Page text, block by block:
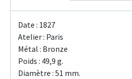
Date : 1827
Atelier : Paris
Métal : Bronze
Poids : 49,9 g.
Diamètre : 51 mm.